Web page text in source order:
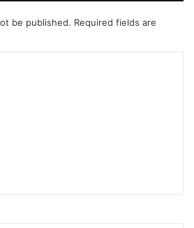
be published. Required fields are